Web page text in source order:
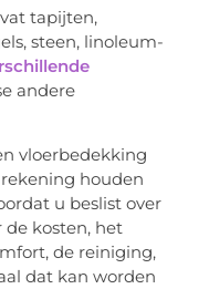
tapijten,
steen, linoleum-
andere
vloerbedekking
houden
u beslist over
de kosten, het
de reiniging,
dat kan worden